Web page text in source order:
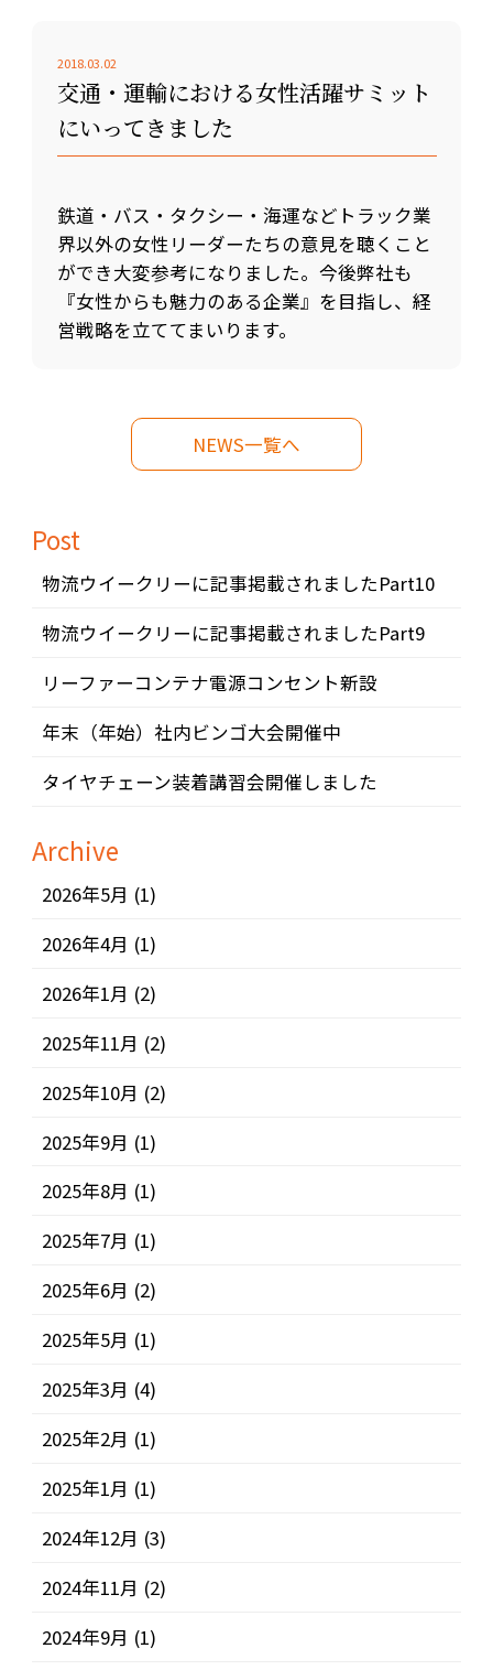
2018.03.02
交通・運輸における女性活躍サミット
にいってきました
鉄道・バス・タクシー・海運などトラック業
界以外の女性リーダーたちの意見を聴くこと
ができ大変参考になりました。今後弊社も
『女性からも魅力のある企業』を目指し、経
営戦略を立ててまいります。
NEWS一覧へ
Post
物流ウイークリーに記事掲載されましたPart10
物流ウイークリーに記事掲載されましたPart9
リーファーコンテナ電源コンセント新設
年末（年始）社内ビンゴ大会開催中
タイヤチェーン装着講習会開催しました
Archive
2026年5月 (1)
2026年4月 (1)
2026年1月 (2)
2025年11月 (2)
2025年10月 (2)
2025年9月 (1)
2025年8月 (1)
2025年7月 (1)
2025年6月 (2)
2025年5月 (1)
2025年3月 (4)
2025年2月 (1)
2025年1月 (1)
2024年12月 (3)
2024年11月 (2)
2024年9月 (1)